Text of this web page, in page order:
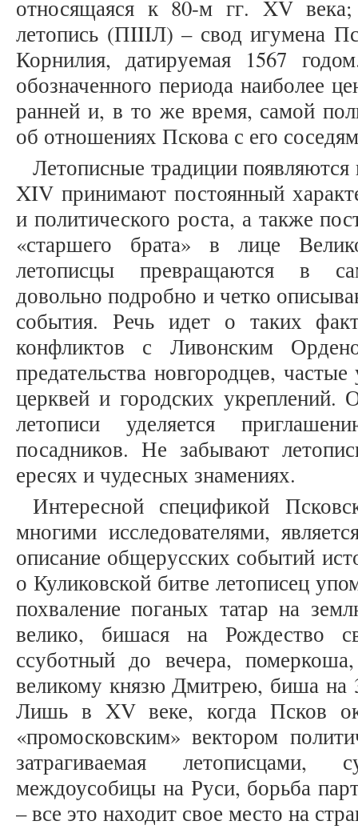
относящаяся к 80-м гг. XV века;
летопись (ПIIIЛ) – свод игумена
Корнилия, датируемая 1567
обозначенного периода наиболее
ранней и, в то же время, самой
об отношениях Пскова с его
Летописные традиции
XIV принимают постоянный
и политического роста, а также
«старшего брата» в лице
летописцы превращаются в
довольно подробно и четко
события. Речь идет о таких
конфликтов с Ливонским
предательства новгородцев,
церквей и городских укреплений.
летописи уделяется
посадников. Не забывают
ересях и чудесных знамениях.
Интересной спецификой
многими исследователями,
описание общерусских событий
о Куликовской битве летописец
похваление поганых татар на
велико, бишася на Рождество
ссуботный до вечера,
великому князю Дмитрею, биша на
Лишь в XV веке, когда Псков
«промосковским» вектором
затрагиваемая летописцами,
междоусобицы на Руси, борьба
– все это находит свое место на